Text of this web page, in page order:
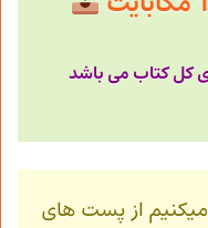
کل کتاب می باشد
از پست های